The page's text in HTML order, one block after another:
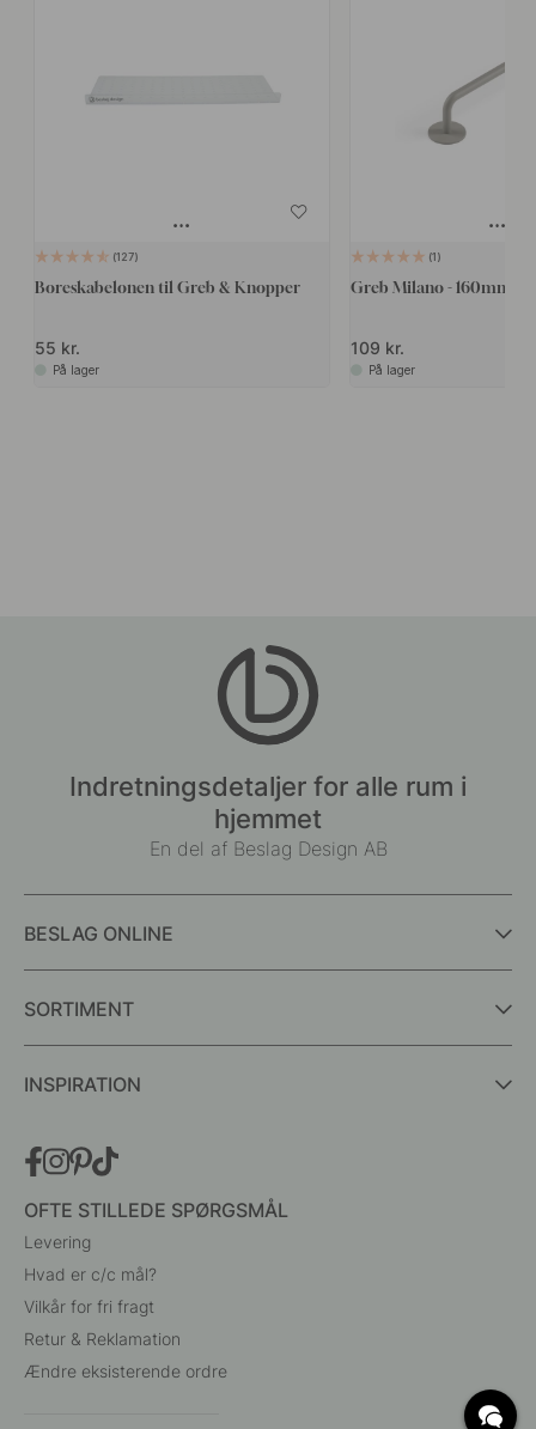
127
Boreskabelonen til Greb & Knopper
55 kr.
På lager
1
Greb Milano - 160mm -
109 kr.
På lager
Indretningsdetaljer for alle rum i
hjemmet
En del af Beslag Design AB
BESLAG ONLINE
SORTIMENT
INSPIRATION
OFTE STILLEDE SPØRGSMÅL
Levering
Hvad er c/c mål?
Vilkår for fri fragt
Retur & Reklamation
Ændre eksisterende ordre